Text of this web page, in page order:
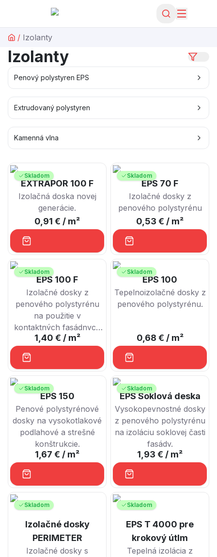
/ Izolanty
Izolanty
Penový polystyren EPS
Extrudovaný polystyren
Kamenná vlna
Skladom
EXTRAPOR 100 F
Izolačná doska novej
generácie.
0,91 € / m²
Skladom
EPS 70 F
Izolačné dosky z
penového polystyrénu
0,53 € / m²
Skladom
EPS 100 F
Izolačné dosky z
penového polystyrénu
na použitie v
kontaktných fasádnych
zatepľovacích systémoch
1,40 € / m²
Skladom
EPS 100
Tepelnoizolačné dosky z
penového polystyrénu.
0,68 € / m²
Skladom
EPS 150
Penové polystyrénové
dosky na vysokotlakové
podlahové a strešné
konštrukcie.
1,67 € / m²
Skladom
EPS Soklová deska
Vysokopevnostné dosky
z penového polystyrénu
na izoláciu soklovej časti
fasády.
1,93 € / m²
Skladom
Izolačné dosky
PERIMETER
Izolačné dosky s
Skladom
EPS T 4000 pre
krokový útlm
Tepelná izolácia z